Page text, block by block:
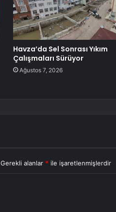
Havza’da Sel Sonrası Yıkım
Çalışmaları Sürüyor
Ağustos 7, 2026
Gerekli alanlar * ile işaretlenmişlerdir